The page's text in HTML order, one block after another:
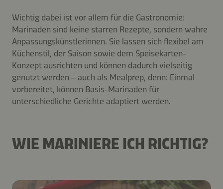
Wichtig dabei ist vor allem für die Gastronomie:
Marinaden sind keine starren Rezepte, sondern wahre
Anpassungskünstlerinnen. Sie lassen sich flexibel am
Küchenstil, der Saison sowie dem Speisekarten-
Konzept ausrichten und können dadurch vielseitig
genutzt werden – auch als Mealprep, denn: Einmal
vorbereitet, können Basis-Marinaden für
unterschiedliche Gerichte adaptiert werden.
WIE MARINIERE ICH RICHTIG?